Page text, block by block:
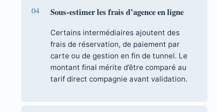
Sous-estimer les frais d’agence en ligne
Certains intermédiaires ajoutent des
frais de réservation, de paiement par
carte ou de gestion en fin de tunnel. Le
montant final mérite d’être comparé au
tarif direct compagnie avant validation.